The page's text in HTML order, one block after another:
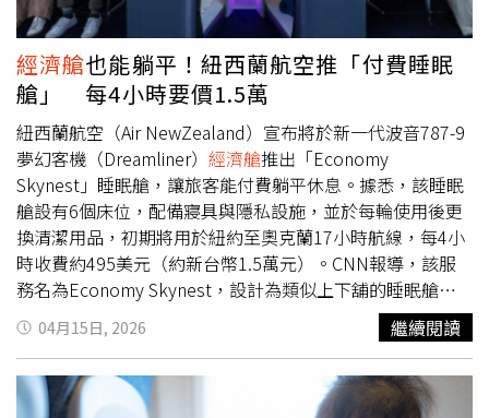
時間判定航空公司通常會依內部優先順序決定誰被優先移出
航班，其中「報到時間」是一個重要因素。通常較晚報到的
旅客會優先被影響。因此建議旅客盡早線上報到（通常為起
飛前24小時開放），並準時抵達機場及登機門。3.、票價等
級票價高低確實會影響優先順序。購買廉價票（如基本經濟
艙）的旅客，較可能在超賣時被調整；商務艙、頭等艙或高
價彈性票則較受保護。部分航空公司（如達美航空）也明確
將票價艙等納入優先順序考量。4、常客會員等級忠誠度在
這種情況下也很重要。高級常客會員通常會被優先保留座
位，航空公司會優先保障高價值客戶，以維持會員制度的吸
引力。5、航線與轉機狀況若旅客有緊湊轉機或複雜行程，
通常會被優先保護，因為一旦被延誤，可能引發連鎖影響，
包括錯過後續航班、重新訂位成本與住宿問題。相比之下，
直飛旅客較容易被重新安排。6、團體與特殊需求部分航空
公司會優先保障家庭同行旅客、未成年單獨旅行者或有特殊
經濟艙也能躺平！紐西蘭航空推「付費睡眠
艙」 每4小時要價1.5萬
紐西蘭航空（Air NewZealand）宣布將於新一代波音787-9
夢幻客機（Dreamliner） 經濟艙推出「Economy
Skynest」睡眠艙，讓旅客能付費躺平休息。據悉，該睡眠
艙設有6個床位，配備寢具與隱私設施，並於每輪使用後更
換清潔用品，初期將用於紐約至奧克蘭17小時航線，每4小
時收費約495美元（約新台幣1.5萬元）。CNN報導，該服
務名為Economy Skynest，設計為類似上下舖的睡眠艙，
共設6個獨立睡眠空間，提供床墊、寢具、隱私簾、安全
帶、閱讀燈、充電插座及個人備品等設備。航空公司表示，
每一輪使用結束後，機組人員都會更換枕頭、床單與毛毯，
以確保清潔衛生。紐西蘭航空執行長拉維尚卡（Nikhil
04月15日, 2026 繼續閱讀